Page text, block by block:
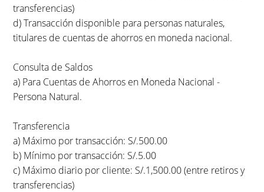
transferencias)
d) Transacción disponible para personas naturales,
titulares de cuentas de ahorros en moneda nacional.
Consulta de Saldos
a) Para Cuentas de Ahorros en Moneda Nacional -
Persona Natural.
Transferencia
a) Máximo por transacción: S/.500.00
b) Mínimo por transacción: S/.5.00
c) Máximo diario por cliente: S/.1,500.00 (entre retiros y
transferencias)